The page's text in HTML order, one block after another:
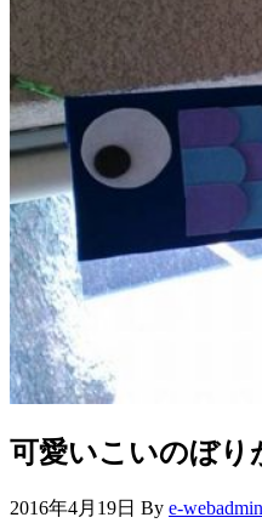
可愛いこいのぼり
2016年4月19日 By e-webadmin